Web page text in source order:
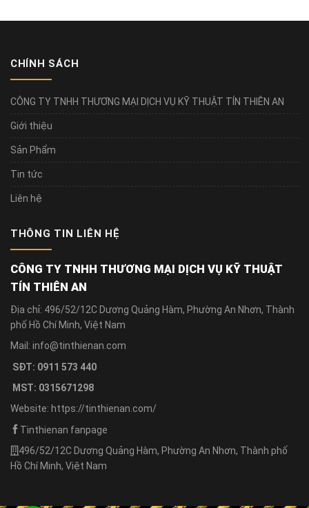
CHÍNH SÁCH
CÔNG TY TNHH THƯƠNG MẠI DỊCH VỤ KỸ THUẬT TÍN THIÊN AN
Giới thiệu
Sản Phẩm
Tin tức
Liên hệ
THÔNG TIN LIÊN HỆ
CÔNG TY TNHH THƯƠNG MẠI DỊCH VỤ KỸ THUẬT
TÍN THIÊN AN
Địa chỉ: 496/52/12C Dương Quảng Hàm, Phường An Nhơn, Thành
phố Hồ Chí Minh, Việt Nam
Mail: info@tinthienan.com
SĐT: 0911 573 440
MST: 0315671298
Website: https://tinthienan.com/
Tinthienan fanpage
496/52/12C Dương Quảng Hàm, Phường An Nhơn, Thành phố
Hồ Chí Minh, Việt Nam